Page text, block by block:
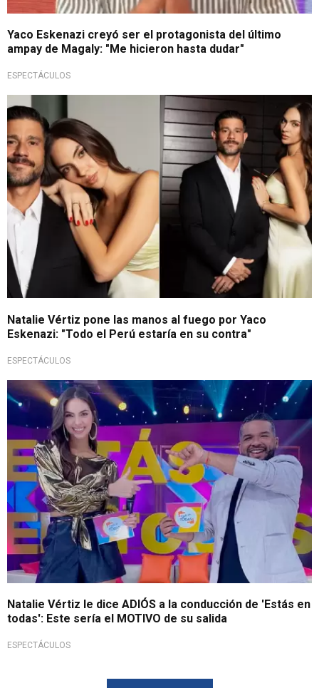
Yaco Eskenazi creyó ser el protagonista del último
ampay de Magaly: "Me hicieron hasta dudar"
ESPECTÁCULOS
¡El último fiel!
Natalie Vértiz pone las manos al fuego por Yaco
Eskenazi: "Todo el Perú estaría en su contra"
ESPECTÁCULOS
Inesperada despedida
Natalie Vértiz le dice ADIÓS a la conducción de 'Estás en
todas': Este sería el MOTIVO de su salida
ESPECTÁCULOS